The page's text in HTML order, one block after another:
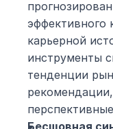
эффективного
карьерной
инструменты
тенденции